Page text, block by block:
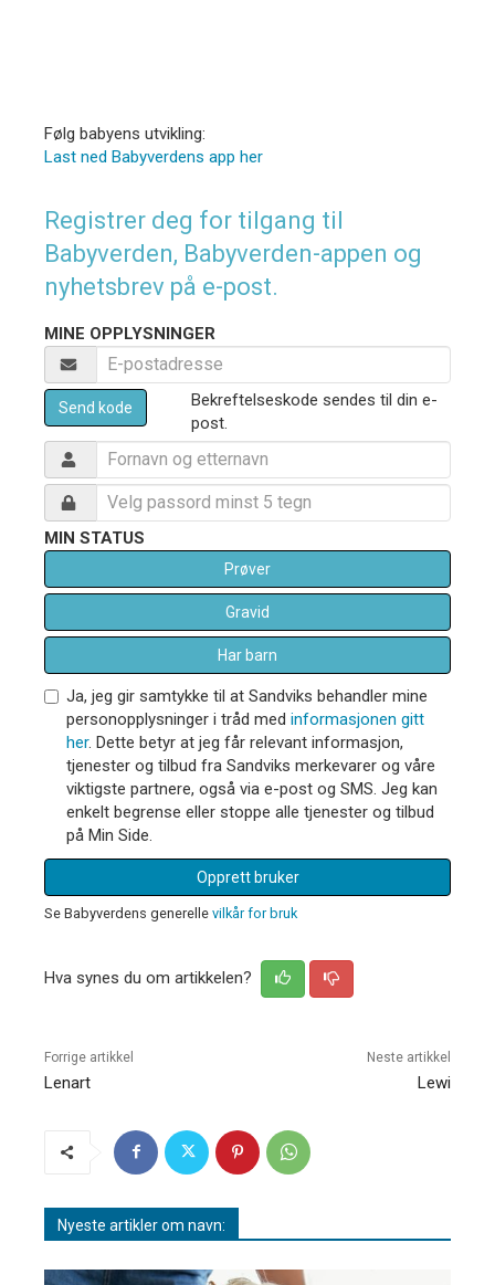
Følg babyens utvikling:
Last ned Babyverdens app her
Registrer deg for tilgang til
Babyverden, Babyverden-appen og
nyhetsbrev på e-post.
MINE OPPLYSNINGER
Send kode
Bekreftelseskode sendes til din e-
post.
MIN STATUS
Prøver
Gravid
Har barn
Ja, jeg gir samtykke til at Sandviks behandler mine
personopplysninger i tråd med informasjonen gitt
her. Dette betyr at jeg får relevant informasjon,
tjenester og tilbud fra Sandviks merkevarer og våre
viktigste partnere, også via e-post og SMS. Jeg kan
enkelt begrense eller stoppe alle tjenester og tilbud
på Min Side.
Opprett bruker
Se Babyverdens generelle vilkår for bruk
Hva synes du om artikkelen?
Forrige artikkel
Lenart
Neste artikkel
Lewi
Nyeste artikler om navn: